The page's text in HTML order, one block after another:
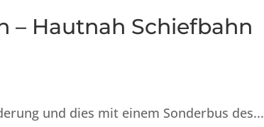
– Hautnah Schiefbahn
und dies mit einem Sonderbus des...